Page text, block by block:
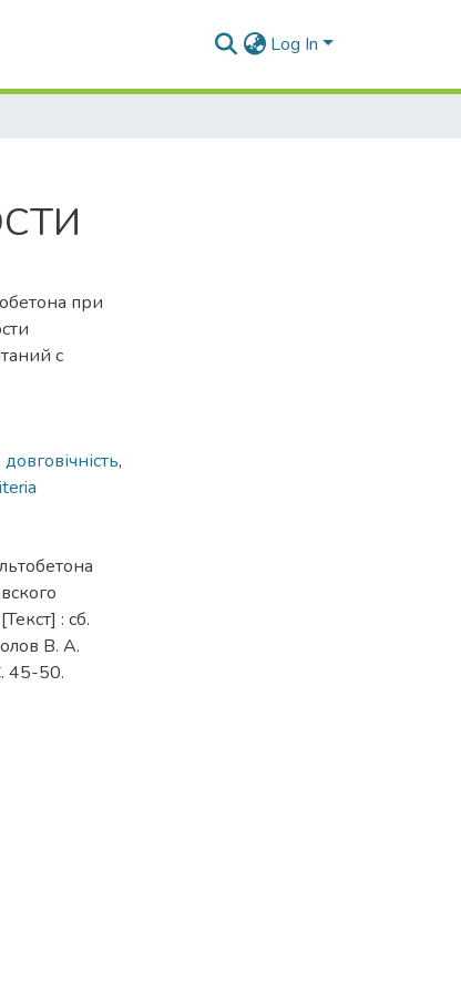
Log In
при
с
довговічність,
: сб.
В. А.
45-50.